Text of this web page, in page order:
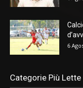
6
Categorie Più Lette